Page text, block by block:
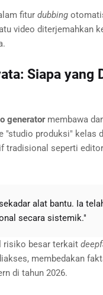
fitur dubbing
video diterjemahkan
Siapa yang
generatormembawa
"studio produksi" kelas
tradisional seperti
alat bantu. Ia
secara sistemik."
risiko besar terkait
membedakan
di tahun 2026.